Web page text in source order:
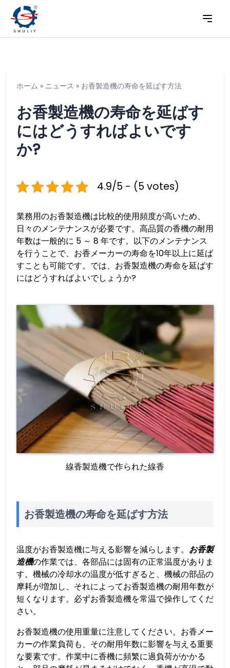
ホーム » ニュース » お香製造機の寿命を延ばす方法
お香製造機の寿命を延ばす
にはどうすればよいです
か?
4.9/5 - (5 votes)
業務用のお香製造機は比較的使用頻度が高いため、
日々のメンテナンスが必要です。高品質の香機の耐用
年数は一般的に 5 ～ 8 年です。以下のメンテナンス
を行うことで、お香メーカーの寿命を10年以上に延ば
すことも可能です。では、お香製造機の寿命を延ばす
にはどうすればよいでしょうか?
線香製造機で作られた線香
お香製造機の寿命を延ばす方法
温度がお香製造機に与える影響を減らします。 お香製
造機の作業では、各部品には固有の正常温度がありま
す。機械の冷却水の温度が低すぎると、機械の部品の
摩耗が増加し、それによってお香製造機の耐用年数が
短くなります。必ずお香製造機を常温で操作してくだ
さい。
お香製造機の使用重量に注意してください。お香メー
カーの作業負荷も、その耐用年数に影響を与える重要
な要素です。作業中に香機に頻繁に過負荷がかかる